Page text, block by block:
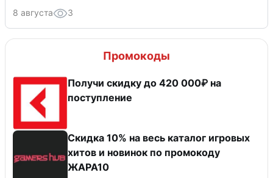
8 августа 3
Промокоды
Получи скидку до 420 000₽ на
поступление
Скидка 10% на весь каталог игровых
хитов и новинок по промокоду
ЖАРА10